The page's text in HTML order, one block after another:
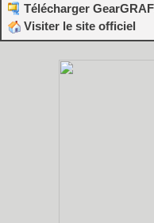
Télécharger
Visiter le site officiel